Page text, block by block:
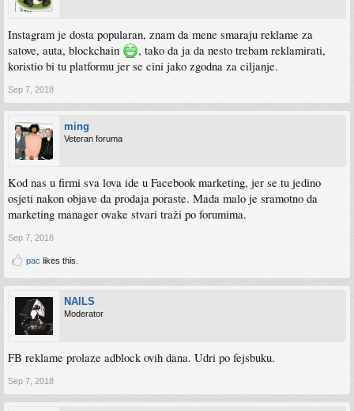
Instagram je dosta popularan, znam da mene smaraju reklame za
satove, auta, blockchain
, tako da ja da nesto trebam reklamirati,
koristio bi tu platformu jer se cini jako zgodna za ciljanje.
Sep 7, 2018
ming
Veteran foruma
Kod nas u firmi sva lova ide u Facebook marketing, jer se tu jedino
osjeti nakon objave da prodaja poraste. Mada malo je sramotno da
marketing manager ovake stvari traži po forumima.
Sep 7, 2018
pac likes this.
NAILS
Moderator
FB reklame prolaze adblock ovih dana. Udri po fejsbuku.
Sep 7, 2018